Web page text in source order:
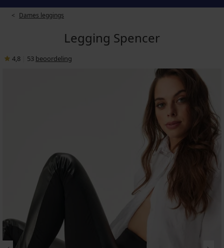
Dames leggings
Legging Spencer
4,8 53 beoordeling